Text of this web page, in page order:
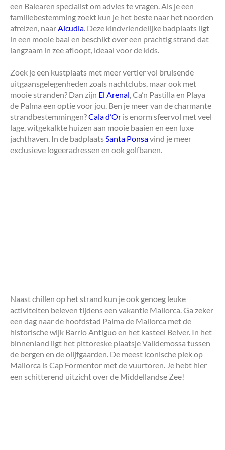
een Balearen specialist om advies te vragen. Als je een
familiebestemming zoekt kun je het beste naar het noorden
afreizen, naar Alcudia . Deze kindvriendelijke badplaats ligt
in een mooie baai en beschikt over een prachtig strand dat
langzaam in zee afloopt, ideaal voor de kids.
Zoek je een kustplaats met meer vertier vol bruisende
uitgaansgelegenheden zoals nachtclubs, maar ook met
mooie stranden? Dan zijn El Arenal , Ca’n Pastilla en Playa
de Palma een optie voor jou. Ben je meer van de charmante
strandbestemmingen?Cala d’Or is enorm sfeervol met veel
lage, witgekalkte huizen aan mooie baaien en een luxe
jachthaven. In de badplaats Santa Ponsavind je meer
exclusieve logeeradressen en ook golfbanen.
Naast chillen op het strand kun je ook genoeg leuke
activiteiten beleven tijdens een vakantie Mallorca. Ga zeker
een dag naar de hoofdstad Palma de Mallorca met de
historische wijk Barrio Antiguo en het kasteel Belver. In het
binnenland ligt het pittoreske plaatsje Valldemossa tussen
de bergen en de olijfgaarden. De meest iconische plek op
Mallorca is Cap Formentor met de vuurtoren. Je hebt hier
een schitterend uitzicht over de Middellandse Zee!